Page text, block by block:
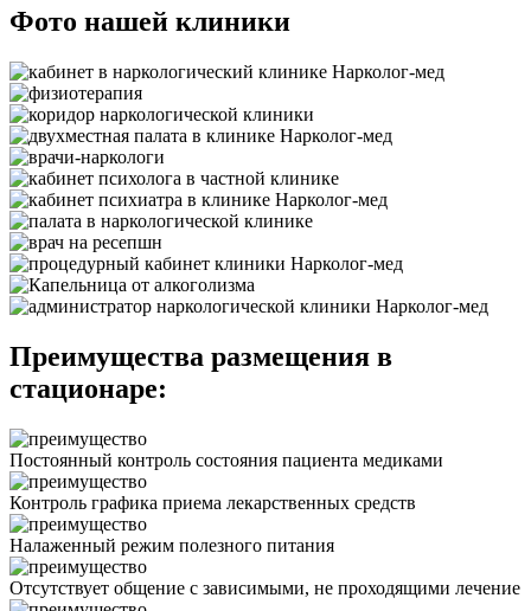
Фото нашей клиники
Преимущества размещения в
стационаре:
Постоянный контроль состояния пациента медиками
Контроль графика приема лекарственных средств
Налаженный режим полезного питания
Отсутствует общение с зависимыми, не проходящими лечение